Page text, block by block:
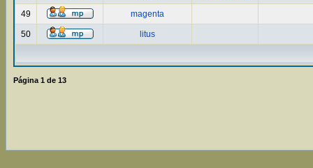
49 magenta
50 litus
Página 1 de 13